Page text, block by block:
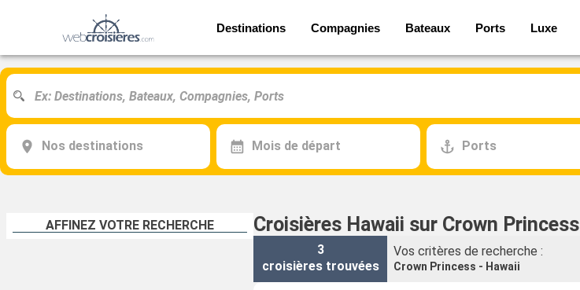
Destinations Compagnies Bateaux Ports Luxe
Nos destinations Mois de départ Ports
AFFINEZ VOTRE RECHERCHE Croisières Hawaii sur Crown Princess
3
croisières trouvées
Vos critères de recherche :
Crown Princess - Hawaii